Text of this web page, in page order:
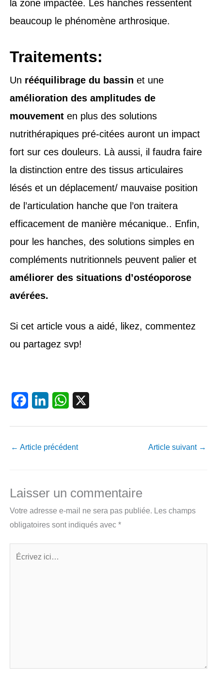
la zone impactée. Les hanches ressentent
beaucoup le phénomène arthrosique.
Traitements:
Un rééquilibrage du bassin et une
amélioration des amplitudes de
mouvement en plus des solutions
nutrithérapiques pré-citées auront un impact
fort sur ces douleurs. Là aussi, il faudra faire
la distinction entre des tissus articulaires
lésés et un déplacement/ mauvaise position
de l’articulation hanche que l’on traitera
efficacement de manière mécanique.. Enfin,
pour les hanches, des solutions simples en
compléments nutritionnels peuvent palier et
améliorer des situations d’ostéoporose
avérées.
Si cet article vous a aidé, likez, commentez
ou partagez svp!
e
o
k
k
n
t
p
p
← Article précédent Article suivant →
Laisser un commentaire
Votre adresse e-mail ne sera pas publiée. Les champs
obligatoires sont indiqués avec *
Écrivez